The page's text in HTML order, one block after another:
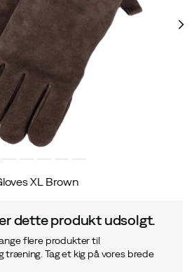
XL Brown
dette produkt udsolgt.
flere produkter til
træning. Tag et kig på vores brede